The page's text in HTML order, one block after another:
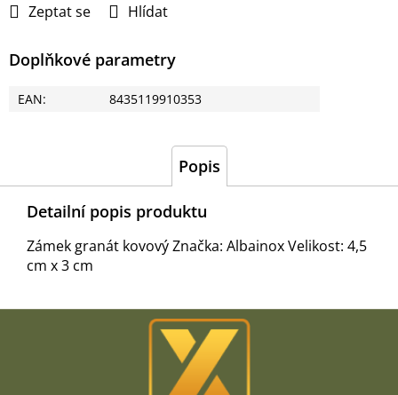
Zeptat se Hlídat
Doplňkové parametry
EAN: 8435119910353
Popis
Detailní popis produktu
Zámek granát kovový Značka: Albainox Velikost: 4,5
cm x 3 cm
Z